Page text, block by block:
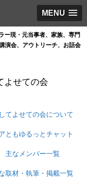
MENU
ー現・元当事者、家族、専門
演会、アウトリーチ、お話会
よせての会
てよせての会について
ともゆるっとチャット
主なメンバー一覧
取材・執筆・掲載一覧